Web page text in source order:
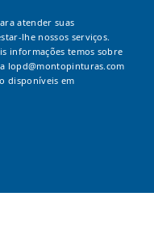
atender suas
lhe nossos serviços.
informações temos sobre
lopd@montopinturas.com
disponíveis em